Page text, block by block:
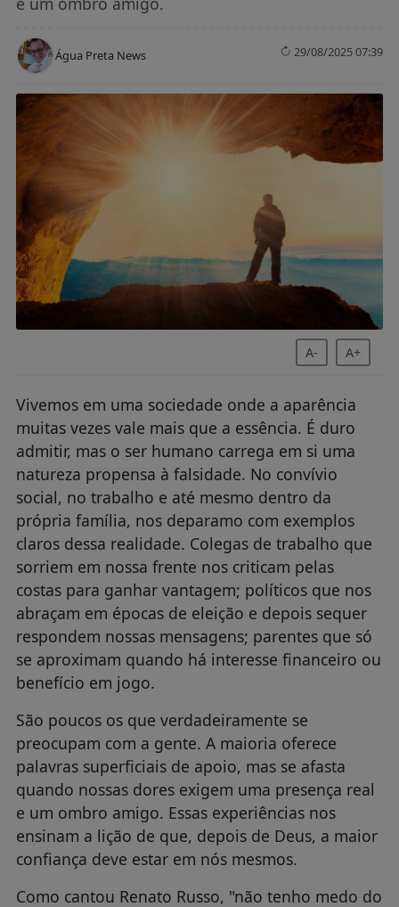
Água Preta News 29/08/2025 07:39
A- A+
Vivemos em uma sociedade onde a aparência
muitas vezes vale mais que a essência. É duro
admitir, mas o ser humano carrega em si uma
natureza propensa à falsidade. No convívio
social, no trabalho e até mesmo dentro da
própria família, nos deparamo com exemplos
claros dessa realidade. Colegas de trabalho que
sorriem em nossa frente nos criticam pelas
costas para ganhar vantagem; políticos que nos
abraçam em épocas de eleição e depois sequer
respondem nossas mensagens; parentes que só
se aproximam quando há interesse financeiro ou
benefício em jogo.
São poucos os que verdadeiramente se
preocupam com a gente. A maioria oferece
palavras superficiais de apoio, mas se afasta
quando nossas dores exigem uma presença real
e um ombro amigo. Essas experiências nos
ensinam a lição de que, depois de Deus, a maior
confiança deve estar em nós mesmos.
Como cantou Renato Russo, "não tenho medo do